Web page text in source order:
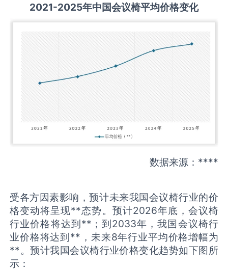
2021-2025年中国会议椅平均价格变化
数据来源：****
受各方因素影响，预计未来我国会议椅行业的价
格变动将呈现**态势。预计2026年底，会议椅
行业价格将达到**；到2033年，我国会议椅行
业价格将达到**，未来8年行业平均价格增幅为
**。预计我国会议椅行业价格变化趋势如下图所
示：